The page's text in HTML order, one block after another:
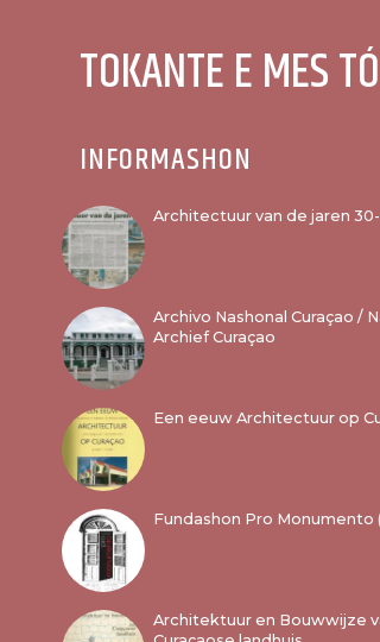
TOKANTE E MES
INFORMASHON
Architectuur van de jaren
Archivo Nashonal Curaçao /
Archief Curaçao
Een eeuw Architectuur op
Fundashon Pro Monumento
Architektuur en Bouwwijze